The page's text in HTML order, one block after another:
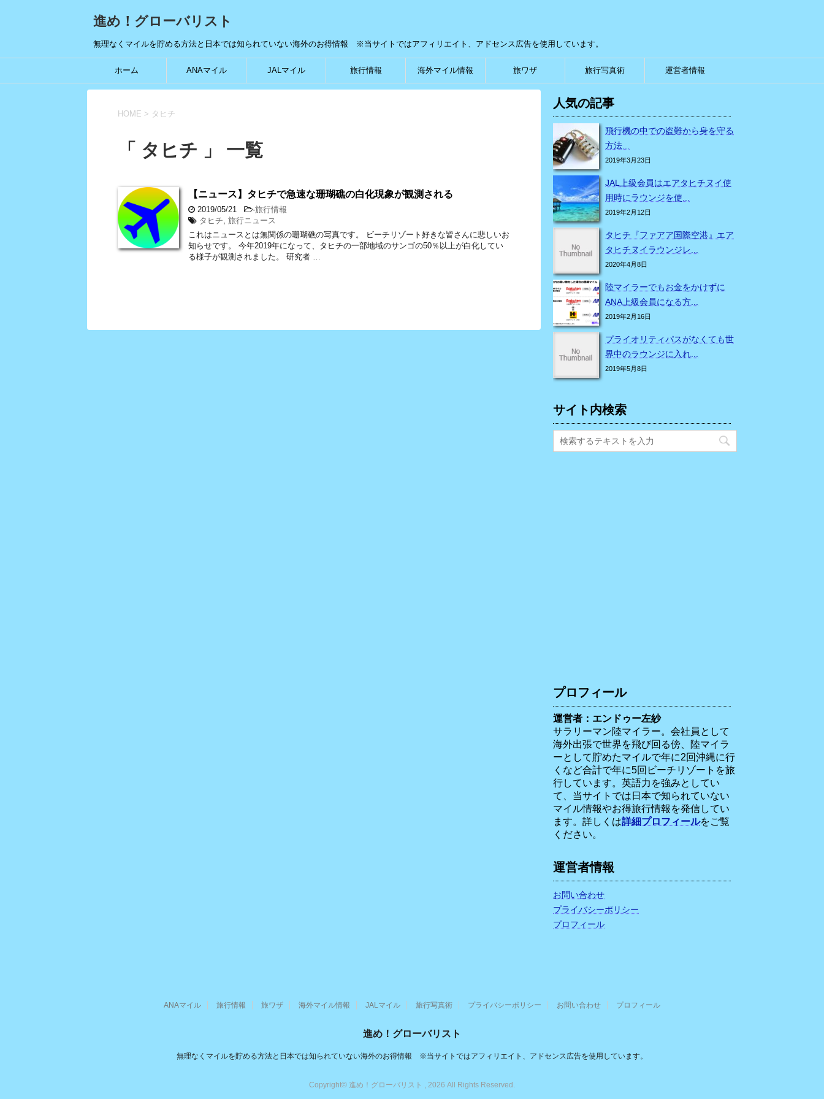
進め！グローバリスト
無理なくマイルを貯める方法と日本では知られていない海外のお得情報 ※当サイトではアフィリエイト、アドセンス広告を使用しています。
ホーム ANAマイル JALマイル 旅行情報 海外マイル情報 旅ワザ 旅行写真術 運営者情報
HOME > タヒチ
「 タヒチ 」 一覧
【ニュース】タヒチで急速な珊瑚礁の白化現象が観測される
2019/05/21 -旅行情報
タヒチ, 旅行ニュース
これはニュースとは無関係の珊瑚礁の写真です。 ビーチリゾート好きな皆さんに悲しいお
知らせです。 今年2019年になって、タヒチの一部地域のサンゴの50％以上が白化してい
る様子が観測されました。 研究者 …
人気の記事
飛行機の中での盗難から身を守る
方法...
2019年3月23日
JAL上級会員はエアタヒチヌイ使
用時にラウンジを使...
2019年2月12日
タヒチ『ファアア国際空港』エア
タヒチヌイラウンジレ...
2020年4月8日
陸マイラーでもお金をかけずに
ANA上級会員になる方...
2019年2月16日
プライオリティパスがなくても世
界中のラウンジに入れ...
2019年5月8日
サイト内検索
プロフィール
運営者：エンドゥー左紗
サラリーマン陸マイラー。会社員として
海外出張で世界を飛び回る傍、陸マイラ
ーとして貯めたマイルで年に2回沖縄に行
くなど合計で年に5回ビーチリゾートを旅
行しています。英語力を強みとしてい
て、当サイトでは日本で知られていない
マイル情報やお得旅行情報を発信してい
ます。詳しくは詳細プロフィールをご覧
ください。
運営者情報
お問い合わせ
プライバシーポリシー
プロフィール
ANAマイル 旅行情報 旅ワザ 海外マイル情報 JALマイル 旅行写真術 プライバシーポリシー お問い合わせ プロフィール
進め！グローバリスト
無理なくマイルを貯める方法と日本では知られていない海外のお得情報 ※当サイトではアフィリエイト、アドセンス広告を使用しています。
Copyright© 進め！グローバリスト , 2026 All Rights Reserved.